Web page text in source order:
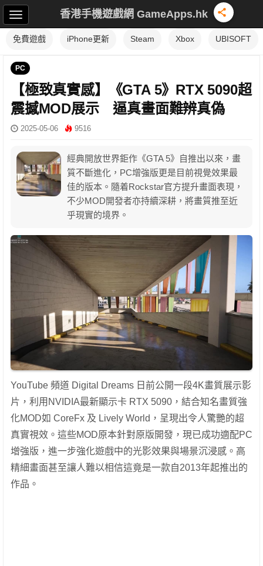
香港手機遊戲網 GameApps.hk
免費遊戲 iPhone更新 Steam Xbox UBISOFT
PC
【極致真實感】《GTA 5》RTX 5090超
震撼MOD展示 逼真畫面難辨真偽
2025-05-06 9516
經典開放世界鉅作《GTA 5》自推出以來，畫
質不斷進化，PC增強版更是目前視覺效果最
佳的版本。隨着Rockstar官方提升畫面表現，
不少MOD開發者亦持續深耕，將畫質推至近
乎現實的境界。
YouTube 頻道 Digital Dreams 日前公開一段4K畫質展示影
片，利用NVIDIA最新顯示卡 RTX 5090，結合知名畫質強
化MOD如 CoreFx 及 Lively World，呈現出令人驚艷的超
真實視效。這些MOD原本針對原版開發，現已成功適配PC
增強版，進一步強化遊戲中的光影效果與場景沉浸感。高
精細畫面甚至讓人難以相信這竟是一款自2013年起推出的
作品。